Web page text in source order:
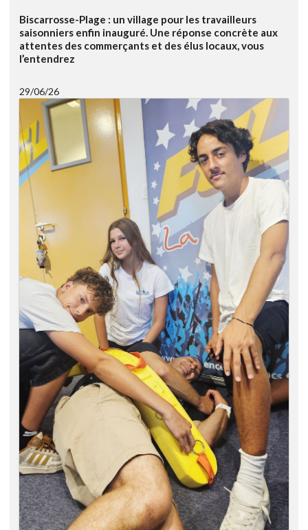
Biscarrosse-Plage : un village pour les travailleurs
saisonniers enfin inauguré. Une réponse concrète aux
attentes des commerçants et des élus locaux, vous
l’entendrez
29/06/26